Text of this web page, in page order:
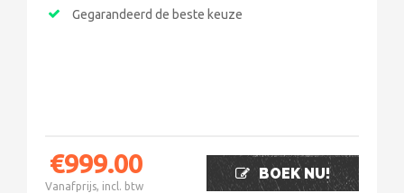
Gegarandeerd de beste keuze
€999.00
Vanafprijs, incl. btw
BOEK NU!